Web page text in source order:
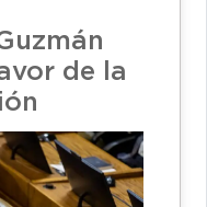
de la